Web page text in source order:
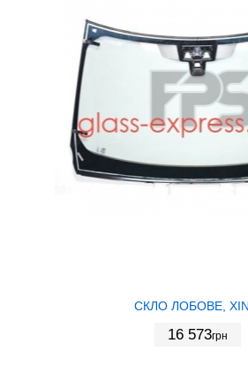
СКЛО ЛОБОВЕ,
16 573грн